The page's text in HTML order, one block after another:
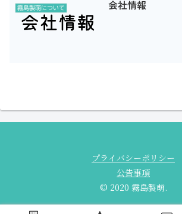
霧島製萌について 会社情報
プライバシーポリシー
公告事項
© 2020 霧島製萌.